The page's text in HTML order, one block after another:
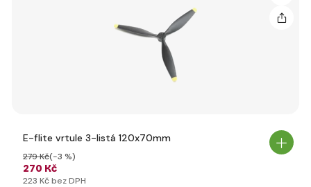
E-flite vrtule 3-listá 120x70mm
270 Kč
279 Kč(-3 %)
223 Kč bez DPH